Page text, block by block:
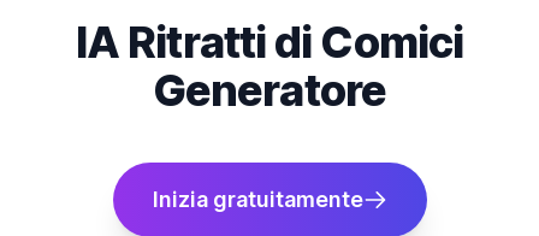
IA Ritratti di Comici
Generatore
Inizia gratuitamente